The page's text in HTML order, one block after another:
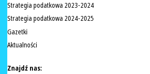
Strategia podatkowa 2023-2024
Strategia podatkowa 2024-2025
Gazetki
Aktualności
Znajdź nas: